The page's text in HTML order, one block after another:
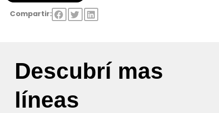
Compartir:
Descubrí mas
líneas